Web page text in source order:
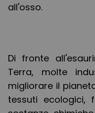
all'osso.
Di fronte
Terra, molte
migliorare il
tessuti ecologici,